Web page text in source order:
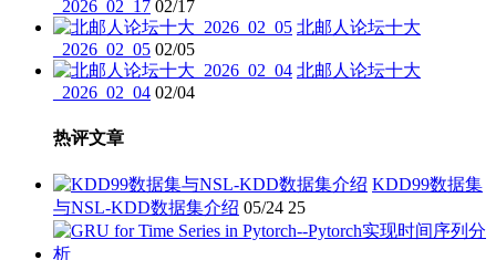
_2026_02_17 02/17
北邮人论坛十大
_2026_02_05 02/05
北邮人论坛十大
_2026_02_04 02/04
热评文章
KDD99数据集
与NSL-KDD数据集介绍 05/24 25